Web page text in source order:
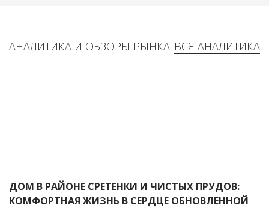
ВСЯ АНАЛИТИКА
АНАЛИТИКА И ОБЗОРЫ РЫНКА
ДОМ В РАЙОНЕ СРЕТЕНКИ И ЧИСТЫХ ПРУДОВ:
КОМФОРТНАЯ ЖИЗНЬ В СЕРДЦЕ ОБНОВЛЕННОЙ